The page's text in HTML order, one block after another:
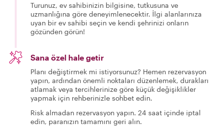
Turunuz, ev sahibinizin bilgisine, tutkusuna ve
uzmanlığına göre deneyimlenecektir. İlgi alanlarınıza
uyan bir ev sahibi seçin ve kendi şehrinizi onların
gözünden görün!
Sana özel hale getir
Planı değiştirmek mi istiyorsunuz? Hemen rezervasyon
yapın, ardından önemli noktaları düzenlemek, durakları
atlamak veya tercihlerinize göre küçük değişiklikler
yapmak için rehberinizle sohbet edin.
Risk almadan rezervasyon yapın. 24 saat içinde iptal
edin, paranızın tamamını geri alın.